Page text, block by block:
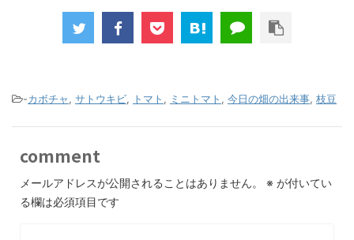
-カボチャ, サトウキビ, トマト , ミニトマト , 今日の畑の出来事, 枝豆
comment
メールアドレスが公開されることはありません。 ※ が付いてい
る欄は必須項目です